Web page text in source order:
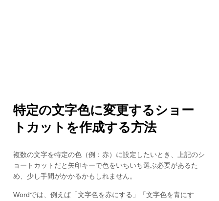
特定の文字色に変更するショー
トカットを作成する方法
複数の文字を特定の色（例：赤）に設定したいとき、上記のシ
ョートカットだと矢印キーで色をいちいち選ぶ必要があるた
め、少し手間がかかるかもしれません。
Wordでは、例えば「文字色を赤にする」「文字色を青にす